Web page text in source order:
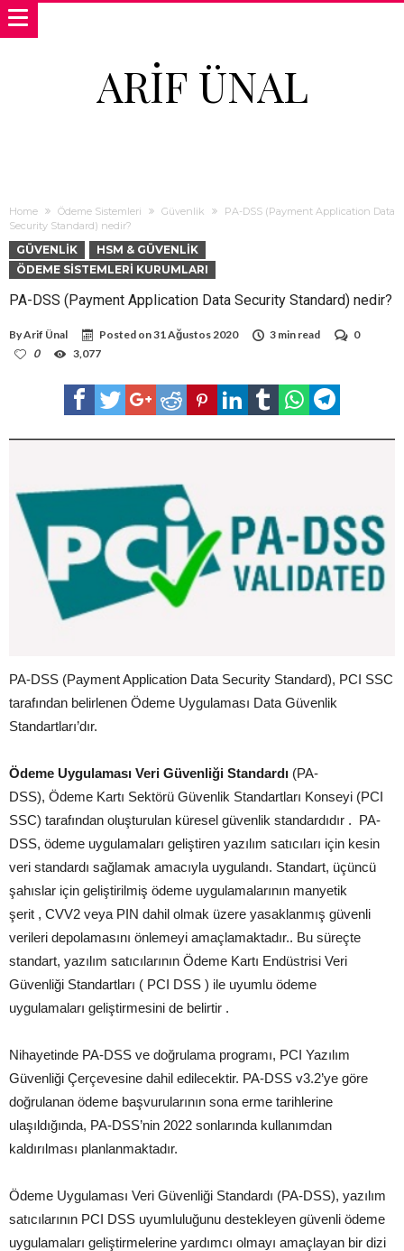
ARIF ÜNAL
Home Ödeme Sistemleri Güvenlik
PA-DSS (Payment Application Data
Security Standard) nedir?
GÜVENLIK
HSM & GÜVENLIK
ÖDEME SISTEMLERI KURUMLARI
PA-DSS (Payment Application Data Security Standard) nedir?
ByArif Ünal Posted on31 Ağustos 2020 3 min read
0
0
3,077
PA-DSS (Payment Application Data Security Standard), PCI SSC
tarafından belirlenen Ödeme Uygulaması Data Güvenlik
Standartları’dır.
Ödeme Uygulaması Veri Güvenliği Standardı (PA-
DSS), Ödeme Kartı Sektörü Güvenlik Standartları Konseyi (PCI
SSC) tarafından oluşturulan küresel güvenlik standardıdır . PA-
DSS, ödeme uygulamaları geliştiren yazılım satıcıları için kesin
veri standardı sağlamak amacıyla uygulandı. Standart, üçüncü
şahıslar için geliştirilmiş ödeme uygulamalarının manyetik
şerit , CVV2 veya PIN dahil olmak üzere yasaklanmış güvenli
verileri depolamasını önlemeyi amaçlamaktadır.. Bu süreçte
standart, yazılım satıcılarının Ödeme Kartı Endüstrisi Veri
Güvenliği Standartları ( PCI DSS ) ile uyumlu ödeme
uygulamaları geliştirmesini de belirtir .
Nihayetinde PA-DSS ve doğrulama programı, PCI Yazılım
Güvenliği Çerçevesine dahil edilecektir. PA-DSS v3.2’ye göre
doğrulanan ödeme başvurularının sona erme tarihlerine
ulaşıldığında, PA-DSS’nin 2022 sonlarında kullanımdan
kaldırılması planlanmaktadır.
Ödeme Uygulaması Veri Güvenliği Standardı (PA-DSS), yazılım
satıcılarının PCI DSS uyumluluğunu destekleyen güvenli ödeme
uygulamaları geliştirmelerine yardımcı olmayı amaçlayan bir dizi